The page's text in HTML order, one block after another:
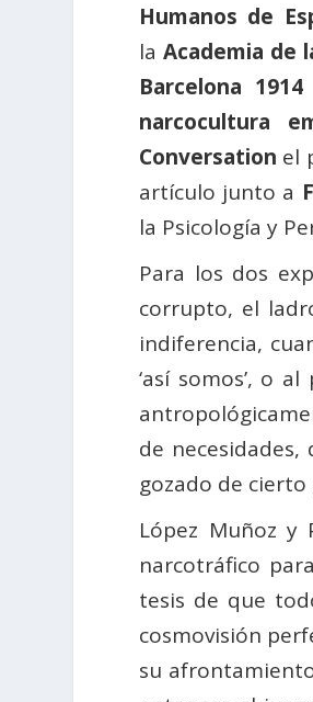
Humanos de
laAcademia de
Barcelona 1914
narcocultura
Conversation el
artículo junto a
la Psicología y
Para los dos
corrupto, el
indiferencia,
‘así somos’, o
de
gozado de
López Muñoz y
narcotráfico
tesis de que
cosmovisión
su